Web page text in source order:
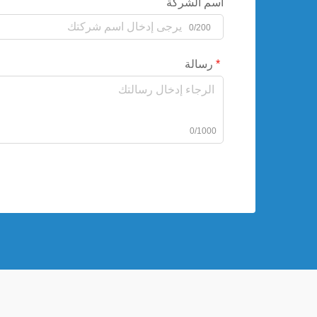
اسم الشركة
0/200
رسالة
0/1000